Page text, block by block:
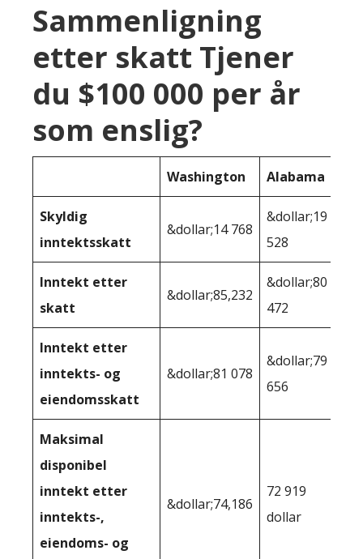
Sammenligning
etter skatt Tjener
du $100 000 per år
som enslig?
Washington Alabama
Skyldig
inntektsskatt
&dollar;14 768
&dollar;19
528
Inntekt etter
skatt
&dollar;85,232
&dollar;80
472
Inntekt etter
inntekts- og
eiendomsskatt
&dollar;81 078
&dollar;79
656
Maksimal
disponibel
inntekt etter
inntekts-,
eiendoms- og
&dollar;74,186
72 919
dollar